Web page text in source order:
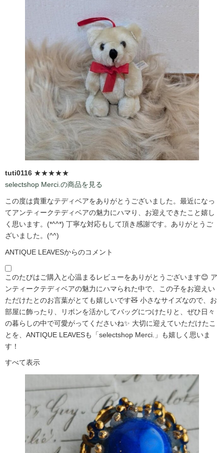
tuti0116 ★★★★★
selectshop Merci.の商品を見る
この度は貴重なテディベアをありがとうございました。最近になっ
てアンティークテディベアの魅力にハマり、お迎えできたこと嬉し
く思います。(*^^*) 丁寧な対応もして頂き感謝です。ありがとうご
ざいました。(^^)
ANTIQUE LEAVESからのコメント
このたびはご購入と心温まるレビューをありがとうございます😊 ア
ンティークテディベアの魅力にハマられた中で、この子をお迎えい
ただけたとのお言葉がとても嬉しいです🧸 小さなサイズなので、お
部屋に飾ったり、リボンを活かしてバッグにつけたりと、ぜひ日々
の暮らしの中で可愛がってくださいね✨ 大切に迎えていただけたこ
とを、ANTIQUE LEAVESも「selectshop Merci.」も嬉しく思いま
す！
すべて表示